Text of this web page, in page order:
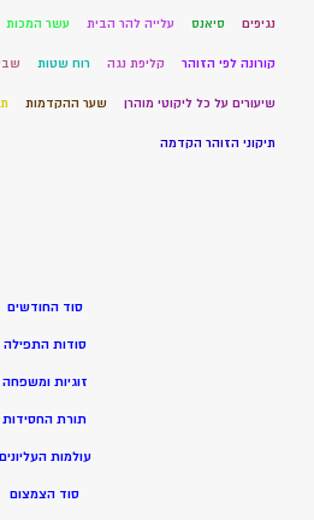
נגיפים סיאנס עלייה להר הבית עשר המכות
קורונה לפי הזוהר קליפת נגה רוח שטות
שיעורים על כל ליקוטי מוהרן שער ההקדמות
תיקוני הזוהר הקדמה
סוד החודשים
סודות התפילה
זוגיות ומשפחה
תורת החסידות
עולמות העליונים
סוד הצמצום